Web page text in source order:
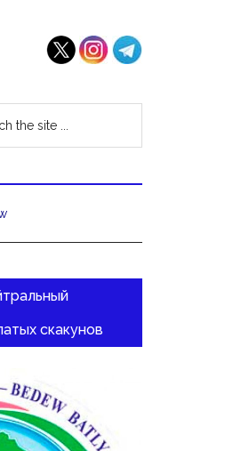
скакунов